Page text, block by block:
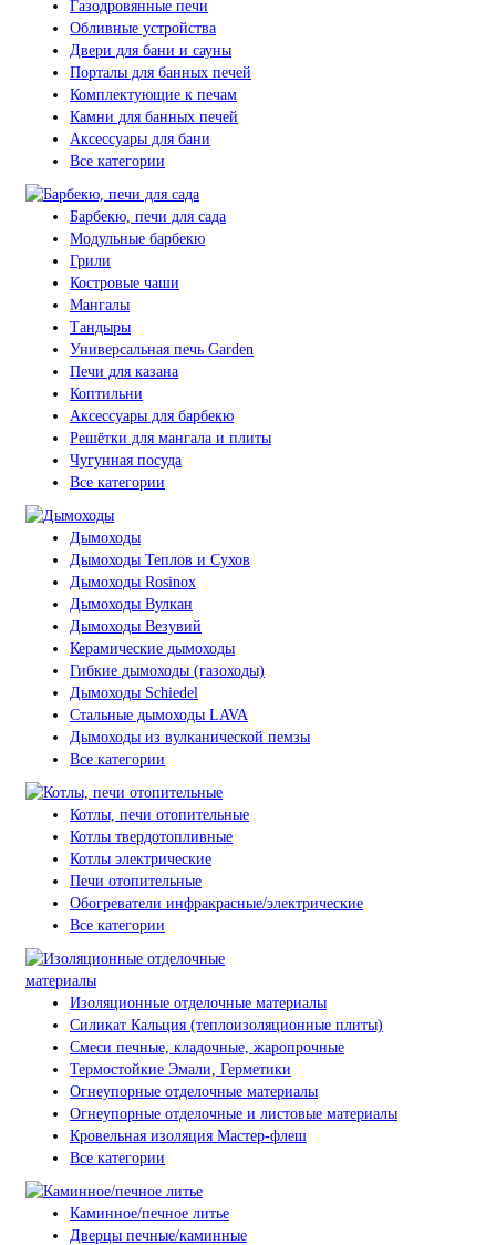
Газодровянные печи
Обливные устройства
Двери для бани и сауны
Порталы для банных печей
Комплектующие к печам
Камни для банных печей
Аксессуары для бани
Все категории
Барбекю, печи для сада
Модульные барбекю
Грили
Костровые чаши
Мангалы
Тандыры
Универсальная печь Garden
Печи для казана
Коптильни
Аксессуары для барбекю
Решётки для мангала и плиты
Чугунная посуда
Все категории
Дымоходы
Дымоходы Теплов и Сухов
Дымоходы Rosinox
Дымоходы Вулкан
Дымоходы Везувий
Керамические дымоходы
Гибкие дымоходы (газоходы)
Дымоходы Schiedel
Стальные дымоходы LAVA
Дымоходы из вулканической пемзы
Все категории
Котлы, печи отопительные
Котлы твердотопливные
Котлы электрические
Печи отопительные
Обогреватели инфракрасные/электрические
Все категории
Изоляционные отделочные материалы
Силикат Кальция (теплоизоляционные плиты)
Смеси печные, кладочные, жаропрочные
Термостойкие Эмали, Герметики
Огнеупорные отделочные материалы
Огнеупорные отделочные и листовые материалы
Кровельная изоляция Мастер-флеш
Все категории
Каминное/печное литье
Дверцы печные/каминные